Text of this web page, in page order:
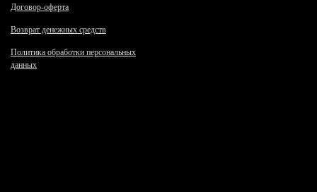
Договор-оферта
Возврат денежных средств
Политика обработки персональных
данных